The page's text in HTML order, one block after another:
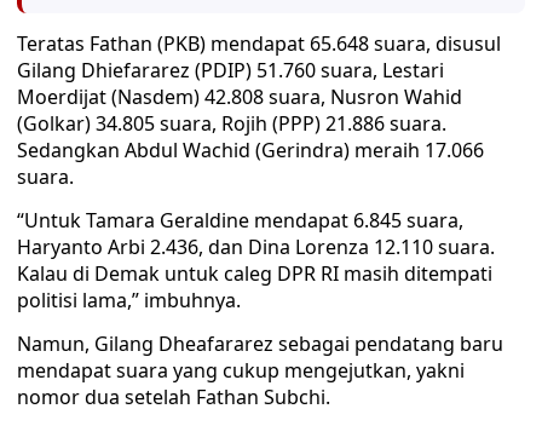
Teratas Fathan (PKB) mendapat 65.648 suara, disusul
Gilang Dhiefararez (PDIP) 51.760 suara, Lestari
Moerdijat (Nasdem) 42.808 suara, Nusron Wahid
(Golkar) 34.805 suara, Rojih (PPP) 21.886 suara.
Sedangkan Abdul Wachid (Gerindra) meraih 17.066
suara.
“Untuk Tamara Geraldine mendapat 6.845 suara,
Haryanto Arbi 2.436, dan Dina Lorenza 12.110 suara.
Kalau di Demak untuk caleg DPR RI masih ditempati
politisi lama,” imbuhnya.
Namun, Gilang Dheafararez sebagai pendatang baru
mendapat suara yang cukup mengejutkan, yakni
nomor dua setelah Fathan Subchi.